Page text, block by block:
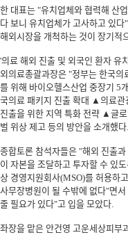
한 대표는 "유치업체와 협력해 산
다 보니 유치업체가 고사하고 있
해외시장을 개척하는 것이 장기적
'의료 해외 진출 및 외국인 환자 유
외의료총괄과장은 "정부는 한국의
를 위해 바이오헬스산업 중장기 5
국의료 패키지 진출 확대 ▲의료
진출을 위한 지역 특화 전략 ▲글
벌 위상 제고 등의 방안을 소개했다.
종합토론 참석자들은 "해외 진출
이 자본을 조달하고 투자할 수 있
상 경영지원회사(MSO)를 허용하
사무장병원이 될 수밖에 없다"면
줄 필요가 있다"고 입을 모았다.
좌장을 맡은 안건영 고운세상피부